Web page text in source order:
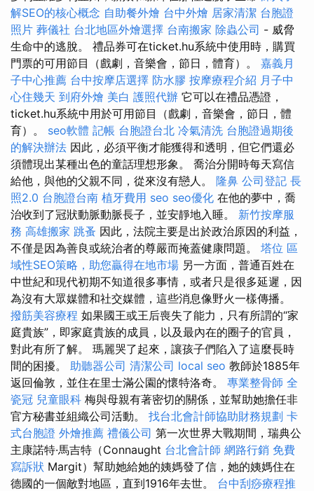
解SEO的核心概念 自助餐外燴 台中外燴 居家清潔 台胞證
照片 葬儀社 台北地區外燴選擇 台南搬家 除蟲公司 - 威脅
生命中的逃脫。 禮品券可在ticket.hu系統中使用時，購買
門票的可用節目（戲劇，音樂會，節日，體育）。 嘉義月
子中心推薦 台中按摩店選擇 防水膠 按摩療程介紹 月子中
心住幾天 到府外燴 美白 護照代辦 它可以在禮品憑證，
ticket.hu系統中用於可用節目（戲劇，音樂會，節日，體
育）。 seo軟體 記帳 台胞證台北 冷氣清洗 台胞證過期後
的解決辦法 因此，必須平衡才能獲得和透明，但它們還必
須體現出某種出色的童話理想形象。 喬治分開時每天寫信
給他，與他的父親不同，從來沒有戀人。 隆鼻 公司登記 長
照2.0 台胞證台南 植牙費用 seo seo優化 在他的夢中，喬
治收到了冠狀動脈動脈長子，並安靜地入睡。 新竹按摩服
務 高雄搬家 跳蚤 因此，法院主要是出於政治原因的利益，
不僅是因為善良或統治者的尊嚴而掩蓋健康問題。 塔位 區
域性SEO策略，助您贏得在地市場 另一方面，普通百姓在
中世紀和現代初期不知道很多事情，或者只是很多延遲，因
為沒有大眾媒體和社交媒體，這些消息像野火一樣傳播。
撥筋美容療程 如果國王或王后喪失了能力，只有所謂的“家
庭貴族”，即家庭貴族的成員，以及最內在的圈子的官員，
對此有所了解。 瑪麗哭了起來，讓孩子們陷入了這麼長時
間的困擾。 助聽器公司 清潔公司 local seo 教師於1885年
返回倫敦，並住在里士滿公園的懷特洛奇。 專業整骨師 全
瓷冠 兒童眼科 梅與母親有著密切的關係，並幫助她擔任非
官方秘書並組織公司活動。 找台北會計師協助財務規劃 卡
式台胞證 外燴推薦 禮儀公司 第一次世界大戰期間，瑞典公
主康諾特·馬吉特（Connaught 台北會計師 網路行銷 免費
寫訴狀 Margit）幫助她給她的姨媽發了信，她的姨媽住在
德國的一個敵對地區，直到1916年去世。 台中刮痧療程推